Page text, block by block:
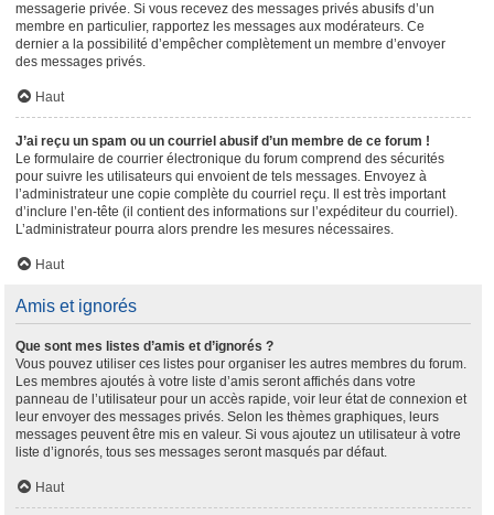
messagerie privée. Si vous recevez des messages privés abusifs d’un
membre en particulier, rapportez les messages aux modérateurs. Ce
dernier a la possibilité d’empêcher complètement un membre d’envoyer
des messages privés.
Haut
J’ai reçu un spam ou un courriel abusif d’un membre de ce forum !
Le formulaire de courrier électronique du forum comprend des sécurités
pour suivre les utilisateurs qui envoient de tels messages. Envoyez à
l’administrateur une copie complète du courriel reçu. Il est très important
d’inclure l’en-tête (il contient des informations sur l’expéditeur du courriel).
L’administrateur pourra alors prendre les mesures nécessaires.
Haut
Amis et ignorés
Que sont mes listes d’amis et d’ignorés ?
Vous pouvez utiliser ces listes pour organiser les autres membres du forum.
Les membres ajoutés à votre liste d’amis seront affichés dans votre
panneau de l’utilisateur pour un accès rapide, voir leur état de connexion et
leur envoyer des messages privés. Selon les thèmes graphiques, leurs
messages peuvent être mis en valeur. Si vous ajoutez un utilisateur à votre
liste d’ignorés, tous ses messages seront masqués par défaut.
Haut